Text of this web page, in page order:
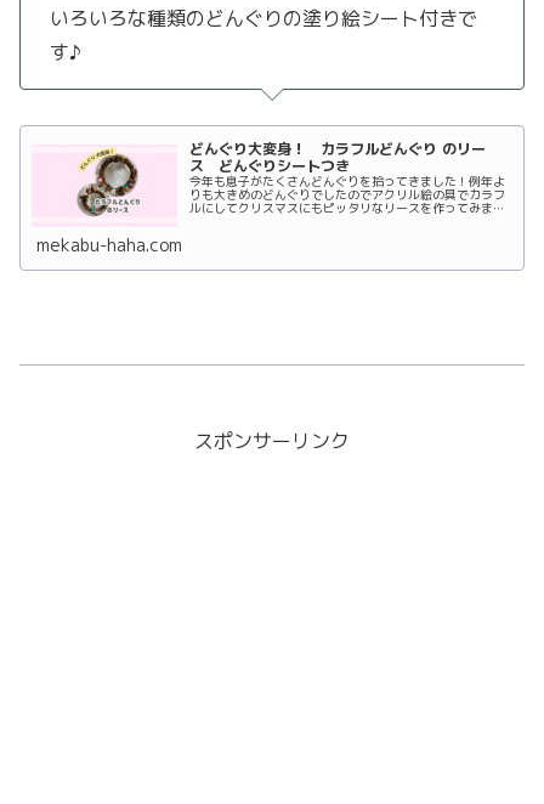
いろいろな種類のどんぐりの塗り絵シート付きで
す♪
どんぐり大変身！ カラフルどんぐり のリー
ス どんぐりシートつき
今年も息子がたくさんどんぐりを拾ってきました！例年よ
りも大きめのどんぐりでしたのでアクリル絵の具でカラフ
ルにしてクリスマスにもピッタリなリースを作ってみまし
mekabu-haha.com
スポンサーリンク